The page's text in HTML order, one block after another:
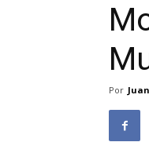
Por Juan